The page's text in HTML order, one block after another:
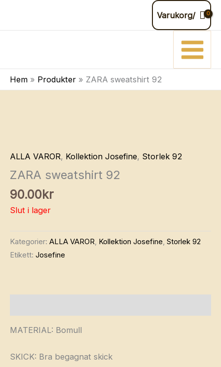
innehåll
Varukorg/
Hem Produkter ZARA sweatshirt 92
ALLA VAROR, Kollektion Josefine, Storlek 92
ZARA sweatshirt 92
90.00kr
Slut i lager
Kategorier: ALLA VAROR, Kollektion Josefine, Storlek 92
Etikett: Josefine
MATERIAL: Bomull
SKICK: Bra begagnat skick